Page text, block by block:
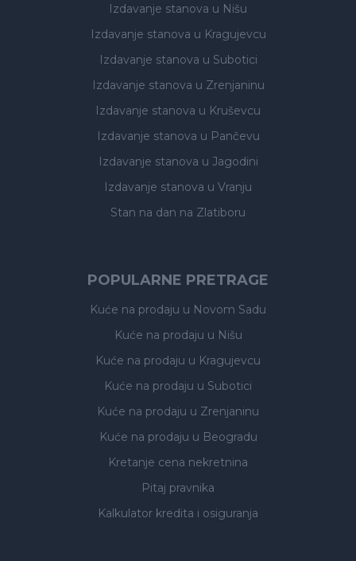
Izdavanje stanova u Nišu
Izdavanje stanova u Kragujevcu
Izdavanje stanova u Subotici
Izdavanje stanova u Zrenjaninu
Izdavanje stanova u Kruševcu
Izdavanje stanova u Pančevu
Izdavanje stanova u Jagodini
Izdavanje stanova u Vranju
Stan na dan na Zlatiboru
POPULARNE PRETRAGE
Kuće na prodaju u Novom Sadu
Kuće na prodaju u Nišu
Kuće na prodaju u Kragujevcu
Kuće na prodaju u Subotici
Kuće na prodaju u Zrenjaninu
Kuće na prodaju u Beogradu
Kretanje cena nekretnina
Pitaj pravnika
Kalkulator kredita i osiguranja